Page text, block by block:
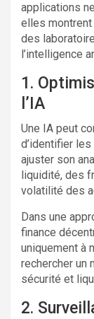
applications
elles montrent
des
l’intelligence
1.
l’IA
Une IA peut
d’identifier
ajuster son
liquidité, des
volatilité des
Dans une
finance
uniquement à
rechercher un
sécurité et
2.